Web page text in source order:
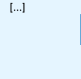
[…]